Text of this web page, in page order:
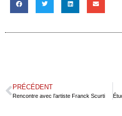
PRÉCÉDENT
Rencontre avec l’artiste Franck Scurti